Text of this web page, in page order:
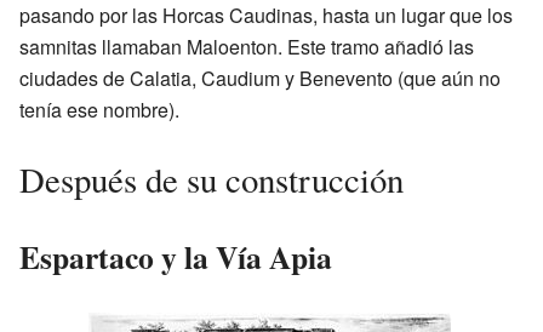
pasando por las Horcas Caudinas, hasta un lugar que los
samnitas llamaban Maloenton. Este tramo añadió las
ciudades de Calatia, Caudium y Benevento (que aún no
tenía ese nombre).
Después de su construcción
Espartaco y la Vía Apia